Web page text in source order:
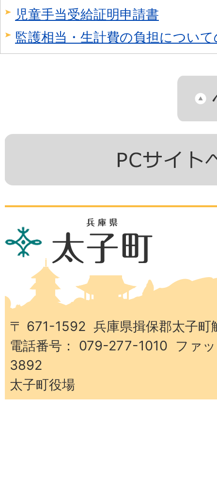
児童手当受給証明申請書
監護相当・生計費の負担につい
兵
庫
子
町
〒 671-1592 兵庫県揖保郡太子町
電話番号： 079-277-1010 ファ
3892
太子町役場